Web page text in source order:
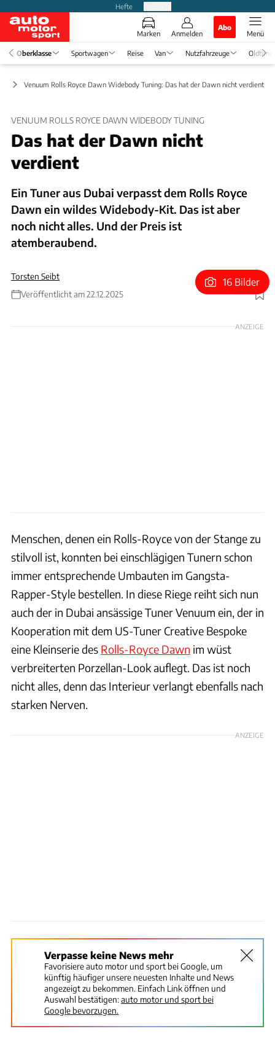
Hefte
Marken Anmelden
Abo
Menü
Oberklasse Sportwagen Reise Van Nutzfahrzeuge Oldtimer
Venuum Rolls Royce Dawn Widebody Tuning: Das hat der Dawn nicht verdient
VENUUM ROLLS ROYCE DAWN WIDEBODY TUNING
Das hat der Dawn nicht
verdient
Ein Tuner aus Dubai verpasst dem Rolls Royce
Dawn ein wildes Widebody-Kit. Das ist aber
noch nicht alles. Und der Preis ist
atemberaubend.
Torsten Seibt
Veröffentlicht am 22.12.2025
Foto: Creative Bespoke
16 Bilder
ANZEIGE
Menschen, denen ein Rolls-Royce von der Stange zu
stilvoll ist, konnten bei einschlägigen Tunern schon
immer entsprechende Umbauten im Gangsta-
Rapper-Style bestellen. In diese Riege reiht sich nun
auch der in Dubai ansässige Tuner Venuum ein, der in
Kooperation mit dem US-Tuner Creative Bespoke
eine Kleinserie des Rolls-Royce Dawn im wüst
verbreiterten Porzellan-Look auflegt. Das ist noch
nicht alles, denn das Interieur verlangt ebenfalls nach
starken Nerven.
ANZEIGE
Verpasse keine News mehr
Favorisiere auto motor und sport bei Google, um
künftig häufiger unsere neuesten Inhalte und News
angezeigt zu bekommen. Einfach Link öffnen und
Auswahl bestätigen:auto motor und sport bei
Google bevorzugen.